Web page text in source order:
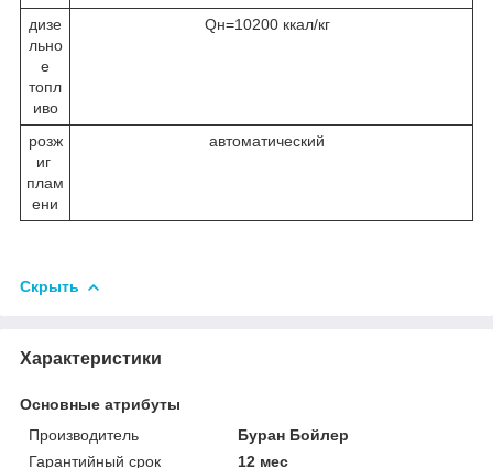
дизе
льно
е
топл
иво
Qн=10200 ккал/кг
розж
иг
плам
ени
автоматический
Скрыть
Характеристики
Основные атрибуты
Производитель
Буран Бойлер
Гарантийный срок
12 мес